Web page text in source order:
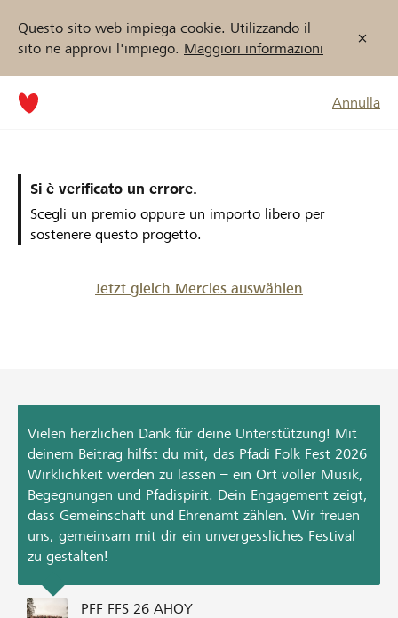
Questo sito web impiega cookie. Utilizzando il
sito ne approvi l'impiego. Maggiori informazioni
Annulla
Si è verificato un errore.
Scegli un premio oppure un importo libero per
sostenere questo progetto.
Jetzt gleich Mercies auswählen
Vielen herzlichen Dank für deine Unterstützung! Mit
deinem Beitrag hilfst du mit, das Pfadi Folk Fest 2026
Wirklichkeit werden zu lassen – ein Ort voller Musik,
Begegnungen und Pfadispirit. Dein Engagement zeigt,
dass Gemeinschaft und Ehrenamt zählen. Wir freuen
uns, gemeinsam mit dir ein unvergessliches Festival
zu gestalten!
PFF FFS 26 AHOY